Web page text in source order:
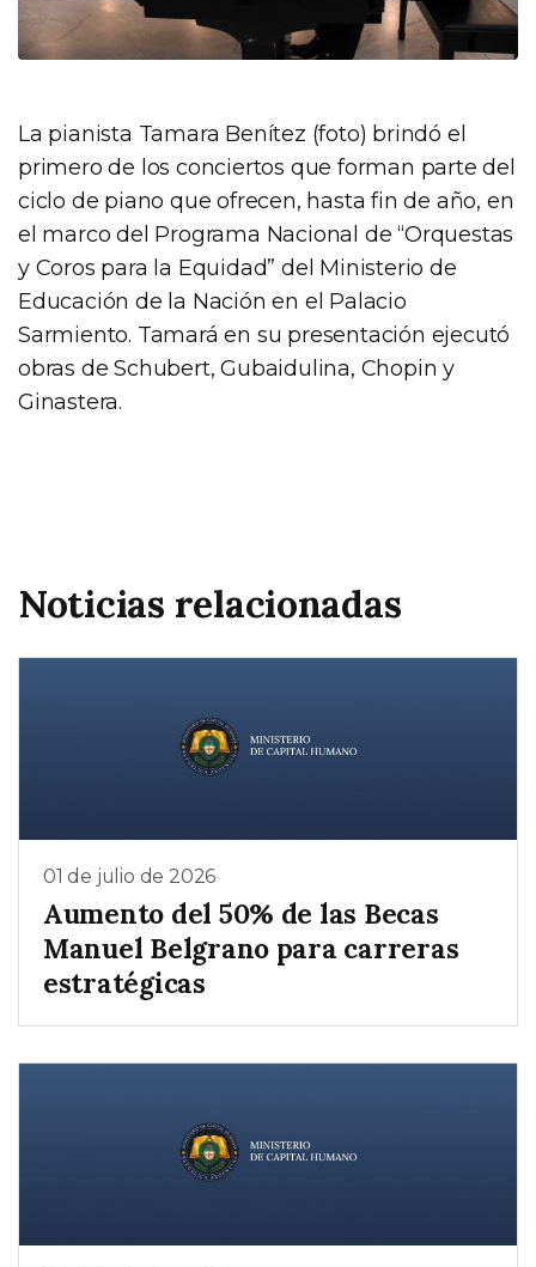
La pianista Tamara Benítez (foto) brindó el
primero de los conciertos que forman parte del
ciclo de piano que ofrecen, hasta fin de año, en
el marco del Programa Nacional de “Orquestas
y Coros para la Equidad” del Ministerio de
Educación de la Nación en el Palacio
Sarmiento. Tamará en su presentación ejecutó
obras de Schubert, Gubaidulina, Chopin y
Ginastera.
Noticias relacionadas
01 de julio de 2026
Aumento del 50% de las Becas
Manuel Belgrano para carreras
estratégicas